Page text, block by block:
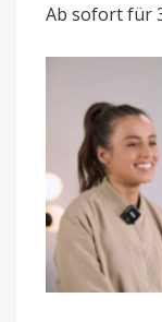
Ab sofort für